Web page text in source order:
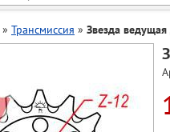
» Трансмиссия » Звезда